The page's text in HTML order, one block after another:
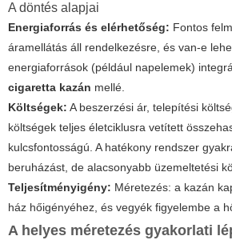
A döntés alapjai
Energiaforrás és elérhetőség: Fontos
áramellátás áll rendelkezésre, és van-e
energiaforrások (például napelemek)
cigaretta kazán mellé.
Költségek: A beszerzési ár, telepítési
költségek teljes életciklusra vetített
kulcsfontosságú. A hatékony rendszer
beruházást, de alacsonyabb üzemeltetési
Teljesítményigény: Méretezés: a kazán
ház hőigényéhez, és vegyék figyelembe a
A helyes méretezés gyakorlati